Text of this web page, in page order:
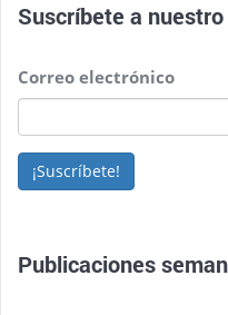
Suscríbete a nuestro
Correo electrónico
¡Suscríbete!
Publicaciones